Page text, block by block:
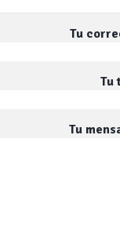
Tu
Tu
Tu